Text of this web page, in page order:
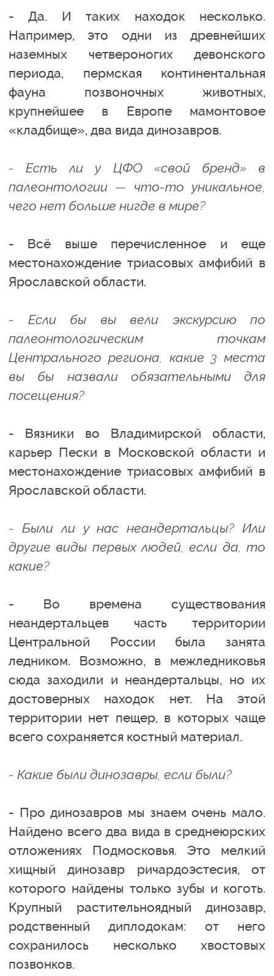
- Да. И таких находок несколько.
Например, это одни из древнейших
наземных четвероногих девонского
периода, пермская континентальная
фауна позвоночных животных,
крупнейшее в Европе мамонтовое
«кладбище», два вида динозавров.
- Есть ли у ЦФО «свой бренд» в
палеонтологии — что-то уникальное,
чего нет больше нигде в мире?
- Всё выше перечисленное и еще
местонахождение триасовых амфибий в
Ярославской области.
- Если бы вы вели экскурсию по
палеонтологическим точкам
Центрального региона, какие 3 места
вы бы назвали обязательными для
посещения?
- Вязники во Владимирской области,
карьер Пески в Московской области и
местонахождение триасовых амфибий в
Ярославской области.
- Были ли у нас неандертальцы? Или
другие виды первых людей, если да, то
какие?
- Во времена существования
неандертальцев часть территории
Центральной России была занята
ледником. Возможно, в межледниковья
сюда заходили и неандертальцы, но их
достоверных находок нет. На этой
территории нет пещер, в которых чаще
всего сохраняется костный материал.
- Какие были динозавры, если были?
- Про динозавров мы знаем очень мало.
Найдено всего два вида в среднеюрских
отложениях Подмосковья. Это мелкий
хищный динозавр ричардоэстесия, от
которого найдены только зубы и коготь.
Крупный растительноядный динозавр,
родственный диплодокам: от него
сохранилось несколько хвостовых
позвонков.